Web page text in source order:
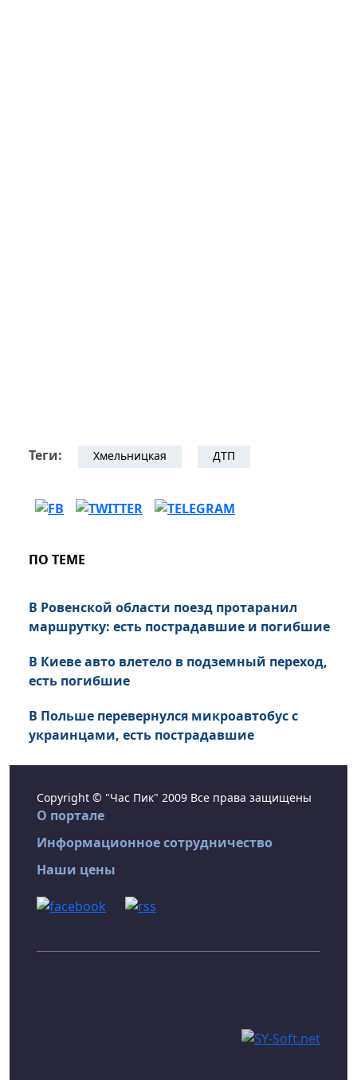
Теги: Хмельницкая ДТП
ПО ТЕМЕ
В Ровенской области поезд протаранил
маршрутку: есть пострадавшие и погибшие
В Киеве авто влетело в подземный переход,
есть погибшие
В Польше перевернулся микроавтобус с
украинцами, есть пострадавшие
Copyright © "Час Пик" 2009 Все права защищены
О портале
Информационное сотрудничество
Наши цены